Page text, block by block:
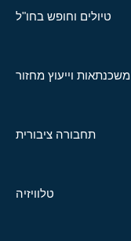
טיולים וחופש בחו"ל
משכנתאות וייעוץ מחזור
תחבורה ציבורית
טלוויזיה